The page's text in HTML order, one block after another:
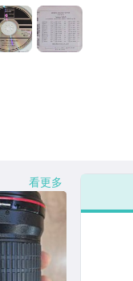
看更多